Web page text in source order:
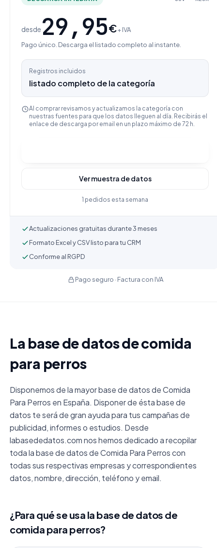
desde 29,95€+ IVA
Pago único. Descarga el listado completo al instante.
Registros incluidos
listado completo de la categoría
Al comprar revisamos y actualizamos la categoría con
nuestras fuentes para que los datos lleguen al día. Recibirás el
enlace de descarga por email en un plazo máximo de 72 h.
Ver muestra de datos
1 pedidos esta semana
Actualizaciones gratuitas durante 3 meses
Formato Excel y CSV listo para tu CRM
Conforme al RGPD
Pago seguro · Factura con IVA
La base de datos de comida
para perros
Disponemos de la mayor base de datos de Comida
Para Perros en España. Disponer de ésta base de
datos te será de gran ayuda para tus campañas de
publicidad, informes o estudios. Desde
labasededatos.com nos hemos dedicado a recopilar
toda la base de datos de Comida Para Perros con
todas sus respectivas empresas y correspondientes
datos, nombre, dirección, teléfono y email.
¿Para qué se usa la base de datos de
comida para perros?